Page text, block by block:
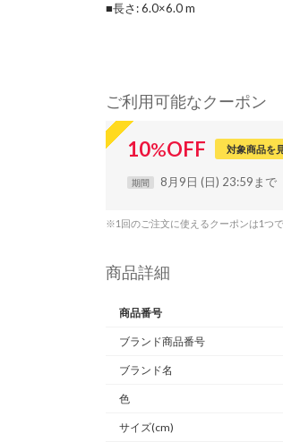
■長さ: 6.0×6.0 m
ご利用可能なクーポン
10%OFF 対象商品を
期間 8月9日 (日) 23:59まで
※1回のご注文に使えるクーポンは1つ
商品詳細
商品番号
ブランド商品番号
ブランド名
色
サイズ(cm)